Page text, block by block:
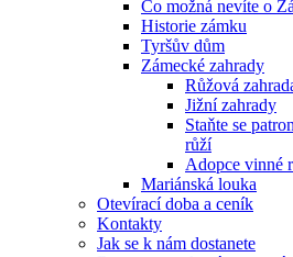
Co možná nevíte o
Historie zámku
Tyršův dům
Zámecké zahrady
Růžová
Jižní zahrady
Staňte se
růží
Adopce vinné
Mariánská louka
Otevírací doba a ceník
Kontakty
Jak se k nám dostanete